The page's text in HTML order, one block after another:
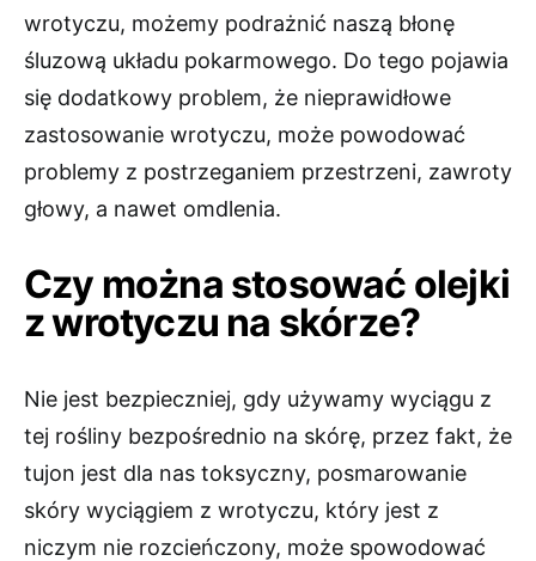
wrotyczu, możemy podrażnić naszą błonę
śluzową układu pokarmowego. Do tego pojawia
się dodatkowy problem, że nieprawidłowe
zastosowanie wrotyczu, może powodować
problemy z postrzeganiem przestrzeni, zawroty
głowy, a nawet omdlenia.
Czy można stosować olejki
z wrotyczu na skórze?
Nie jest bezpieczniej, gdy używamy wyciągu z
tej rośliny bezpośrednio na skórę, przez fakt, że
tujon jest dla nas toksyczny, posmarowanie
skóry wyciągiem z wrotyczu, który jest z
niczym nie rozcieńczony, może spowodować